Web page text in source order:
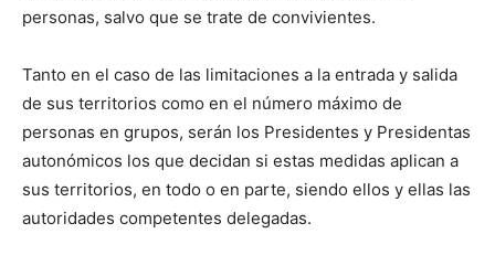
personas, salvo que se trate de convivientes.
Tanto en el caso de las limitaciones a la entrada y salida
de sus territorios como en el número máximo de
personas en grupos, serán los Presidentes y Presidentas
autonómicos los que decidan si estas medidas aplican a
sus territorios, en todo o en parte, siendo ellos y ellas las
autoridades competentes delegadas.